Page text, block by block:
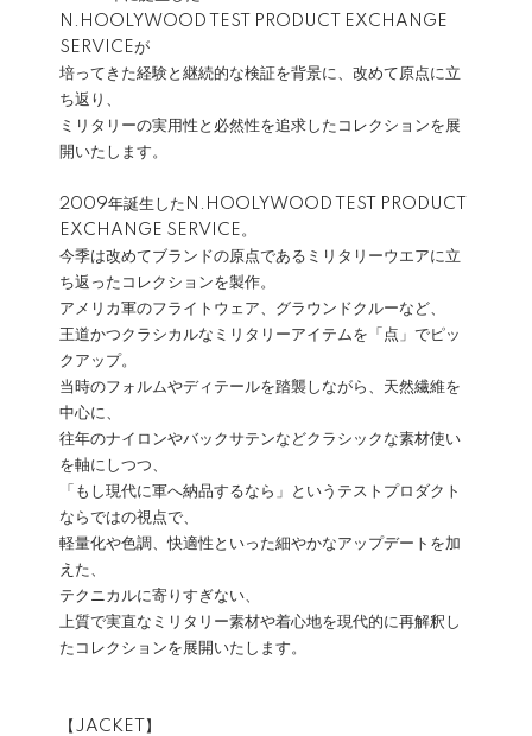
N.HOOLYWOOD TEST PRODUCT EXCHANGE
SERVICEが
培ってきた経験と継続的な検証を背景に、改めて原点に立
ち返り、
ミリタリーの実用性と必然性を追求したコレクションを展
開いたします。
2009年誕生したN.HOOLYWOOD TEST PRODUCT
EXCHANGE SERVICE。
今季は改めてブランドの原点であるミリタリーウエアに立
ち返ったコレクションを製作。
アメリカ軍のフライトウェア、グラウンドクルーなど、
王道かつクラシカルなミリタリーアイテムを「点」でピッ
クアップ。
当時のフォルムやディテールを踏襲しながら、天然繊維を
中心に、
往年のナイロンやバックサテンなどクラシックな素材使い
を軸にしつつ、
「もし現代に軍へ納品するなら」というテストプロダクト
ならではの視点で、
軽量化や色調、快適性といった細やかなアップデートを加
えた、
テクニカルに寄りすぎない、
上質で実直なミリタリー素材や着心地を現代的に再解釈し
たコレクションを展開いたします。
【JACKET】